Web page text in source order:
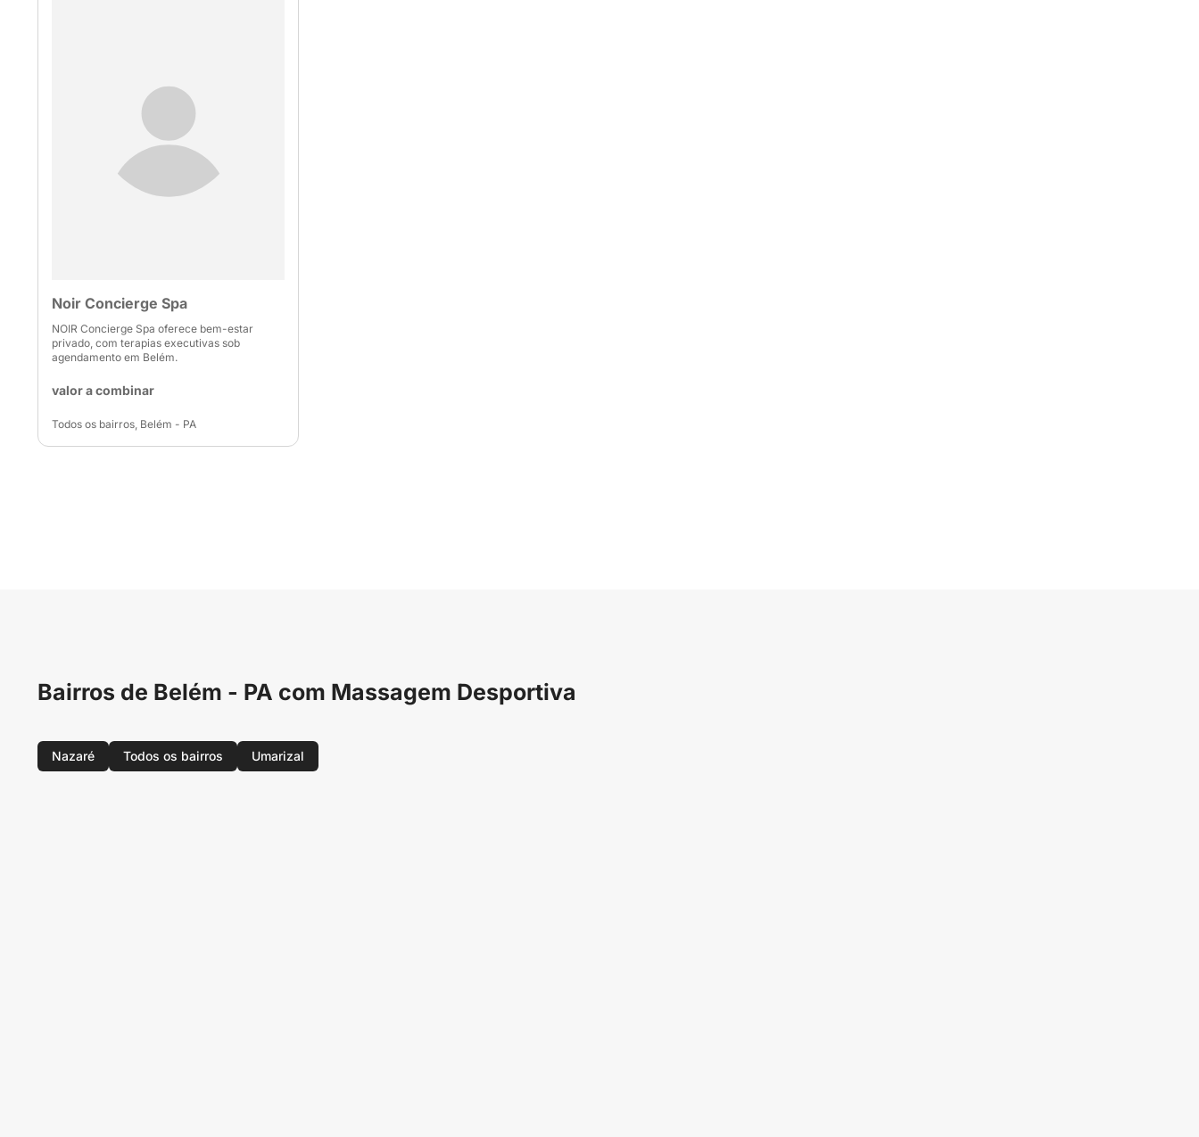
Noir Concierge Spa
NOIR Concierge Spa oferece bem-estar
privado, com terapias executivas sob
agendamento em Belém.
valor a combinar
Todos os bairros, Belém - PA
Bairros de Belém - PA com Massagem Desportiva
Nazaré Todos os bairros Umarizal